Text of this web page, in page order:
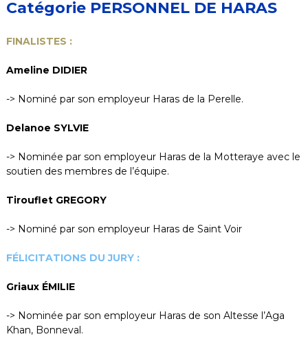
Catégorie PERSONNEL DE HARAS
FINALISTES :
Ameline DIDIER
-> Nominé par son employeur Haras de la Perelle.
Delanoe SYLVIE
-> Nominée par son employeur Haras de la Motteraye avec le
soutien des membres de l’équipe.
Tirouflet GREGORY
-> Nominé par son employeur Haras de Saint Voir
FÉLICITATIONS DU JURY :
Griaux ÉMILIE
-> Nominée par son employeur Haras de son Altesse l’Aga
Khan, Bonneval.